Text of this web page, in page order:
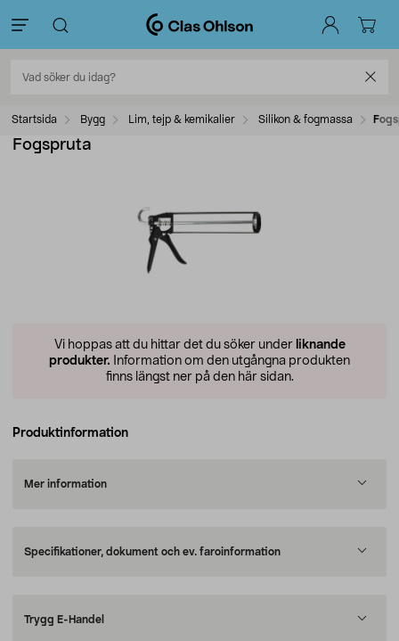
Startsida Bygg Lim, tejp & kemikalier Silikon & fogmassa
Fogspruta
Vi hoppas att du hittar det du söker under liknande
produkter. Information om den utgångna produkten
finns längst ner på den här sidan.
Produktinformation
Mer information
Specifikationer, dokument och ev. faroinformation
Trygg E-Handel